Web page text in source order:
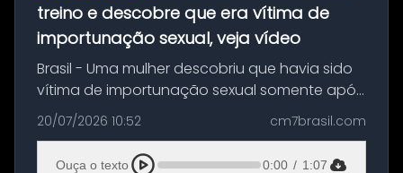
treino e descobre que era vítima de
importunação sexual, veja vídeo
Brasil - Uma mulher descobriu que havia sido
vítima de importunação sexual somente após
assistir a um vídeo que gravou enquanto
treinava na academia de um condomínio em
Feira de Santana, na Bahia. O c...
20/07/2026 10:52 cm7brasil.com
Ouça o texto 0:00 / 1:07